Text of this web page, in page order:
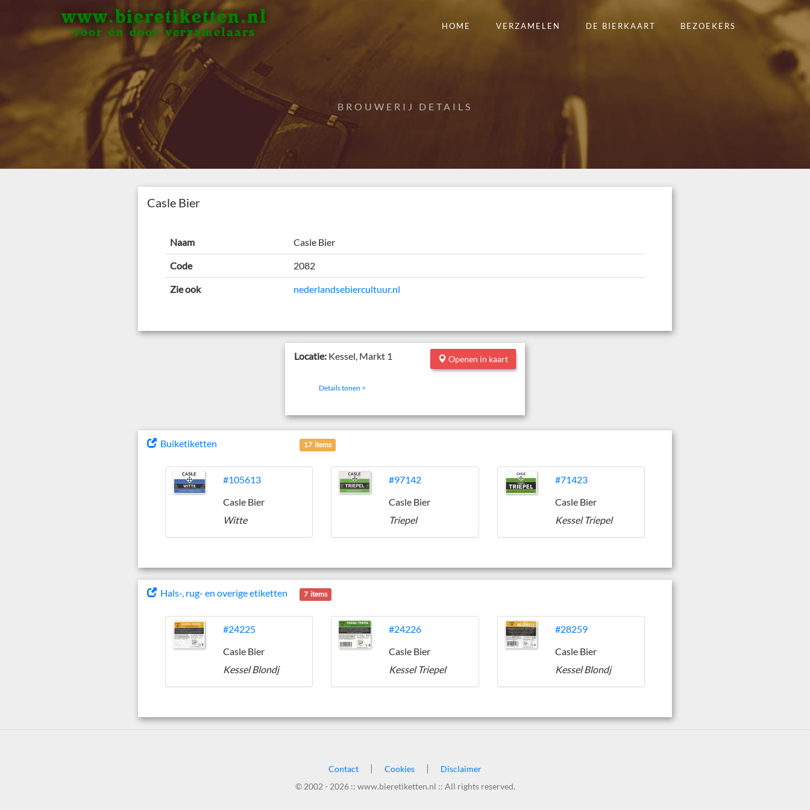
www.bieretiketten.nl
voor én door verzamelaars
HOME VERZAMELEN DE BIERKAART BEZOEKERS
BROUWERIJ DETAILS
Casle Bier
Naam Casle Bier
Code 2082
Zie ook nederlandsebiercultuur.nl
Locatie: Kessel, Markt 1 Openen in kaart
Details tonen >
Buiketiketten 17 items
#105613
Casle Bier
Witte
#97142
Casle Bier
Triepel
#71423
Casle Bier
Kessel Triepel
Hals-, rug- en overige etiketten 7 items
#24225
Casle Bier
Kessel Blondj
#24226
Casle Bier
Kessel Triepel
#28259
Casle Bier
Kessel Blondj
Contact | Cookies | Disclaimer
© 2002 - 2026 :: www.bieretiketten.nl :: All rights reserved.